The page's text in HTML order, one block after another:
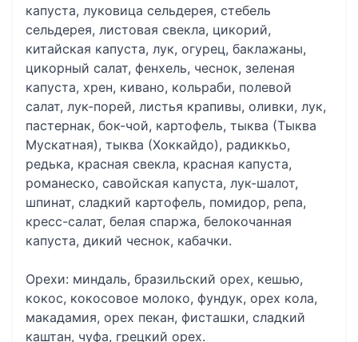
капуста, луковица сельдерея, стебель
сельдерея, листовая свекла, цикорий,
китайская капуста, лук, огурец, баклажаны,
цикорный салат, фенхель, чеснок, зеленая
капуста, хрен, кивано, кольраби, полевой
салат, лук-порей, листья крапивы, оливки, лук,
пастернак, бок-чой, картофель, тыква (Тыква
Мускатная), тыква (Хоккайдо), радиккьо,
редька, красная свекла, красная капуста,
романеско, савойская капуста, лук-шалот,
шпинат, сладкий картофель, помидор, репа,
кресс-салат, белая спаржа, белокочанная
капуста, дикий чеснок, кабачки.
Орехи: миндаль, бразильский орех, кешью,
кокос, кокосовое молоко, фундук, орех кола,
макадамия, орех пекан, фисташки, сладкий
каштан, чуфа, грецкий орех.